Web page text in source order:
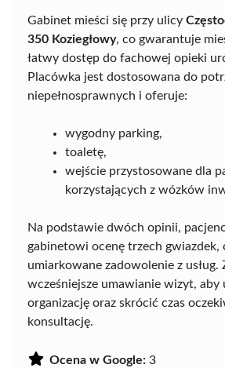
Gabinet mieści się przy ulicy
350 Koziegłowy, co gwarantuje
łatwy dostęp do fachowej opieki
Placówka jest dostosowana do
niepełnosprawnych i oferuje:
wygodny parking,
toaletę,
wejście przystosowane dla
korzystających z wózków
Na podstawie dwóch opinii,
gabinetowi ocenę trzech gwiazdek,
umiarkowane zadowolenie z usług.
wcześniejsze umawianie wizyt, aby
organizację oraz skrócić czas
konsultację.
Ocena w Google: 3